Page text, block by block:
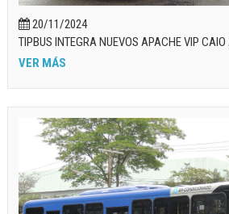
20/11/2024
TIPBUS INTEGRA NUEVOS APACHE VIP
VER MÁS